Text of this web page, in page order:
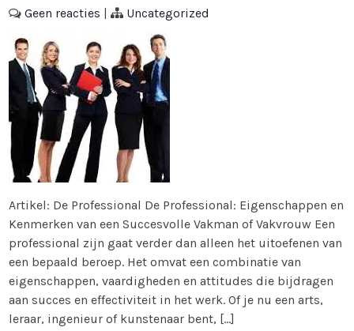
Geen reacties | Uncategorized
Artikel: De Professional De Professional: Eigenschappen en
Kenmerken van een Succesvolle Vakman of Vakvrouw Een
professional zijn gaat verder dan alleen het uitoefenen van
een bepaald beroep. Het omvat een combinatie van
eigenschappen, vaardigheden en attitudes die bijdragen
aan succes en effectiviteit in het werk. Of je nu een arts,
leraar, ingenieur of kunstenaar bent, […]